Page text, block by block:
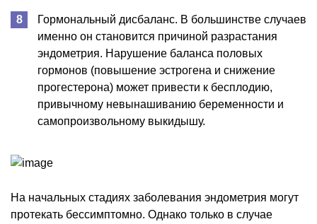
Гормональный дисбаланс. В большинстве случаев
именно он становится причиной разрастания
эндометрия. Нарушение баланса половых
гормонов (повышение эстрогена и снижение
прогестерона) может привести к бесплодию,
привычному невынашиванию беременности и
самопроизвольному выкидышу.
На начальных стадиях заболевания эндометрия могут
протекать бессимптомно. Однако только в случае